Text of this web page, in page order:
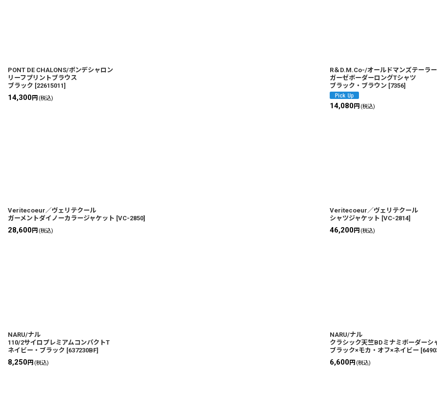
PONT DE CHALONS/ポンデシャロン
リーフプリントブラウス
ブラック [22615011]
14,300円 (税込)
R＆D.M.Co-/オールドマンズテーラ
ガーゼボーダーロングTシャツ
ブラック・ブラウン [7356]
14,080円 (税込)
Veritecoeur／ヴェリテクール
ガーメントダイノーカラージャケット [VC-2850]
28,600円 (税込)
Veritecoeur／ヴェリテクール
シャツジャケット [VC-2814]
46,200円 (税込)
NARU/ナル
110/2サイロプレミアムコンパクトT
ネイビー・ブラック [637230BF]
8,250円 (税込)
NARU/ナル
クラシック天竺BDミナミボーダー
ブラック×モカ・オフ×ネイビー [
6,600円 (税込)